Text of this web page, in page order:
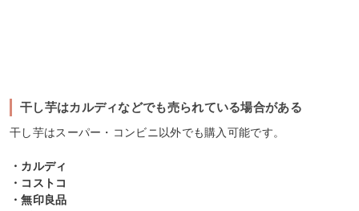
干し芋はカルディなどでも売られている場合がある
干し芋はスーパー・コンビニ以外でも購入可能です。
・カルディ
・コストコ
・無印良品